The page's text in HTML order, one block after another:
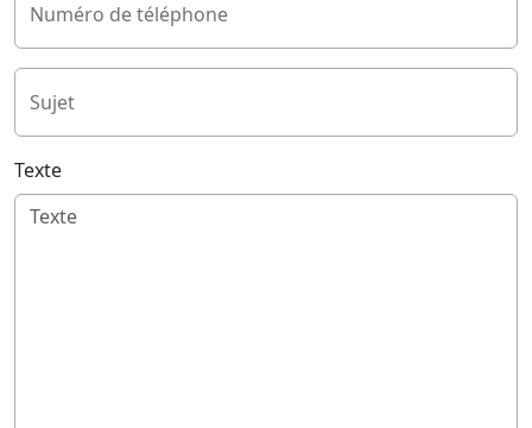
Numéro de téléphone
Sujet
Texte